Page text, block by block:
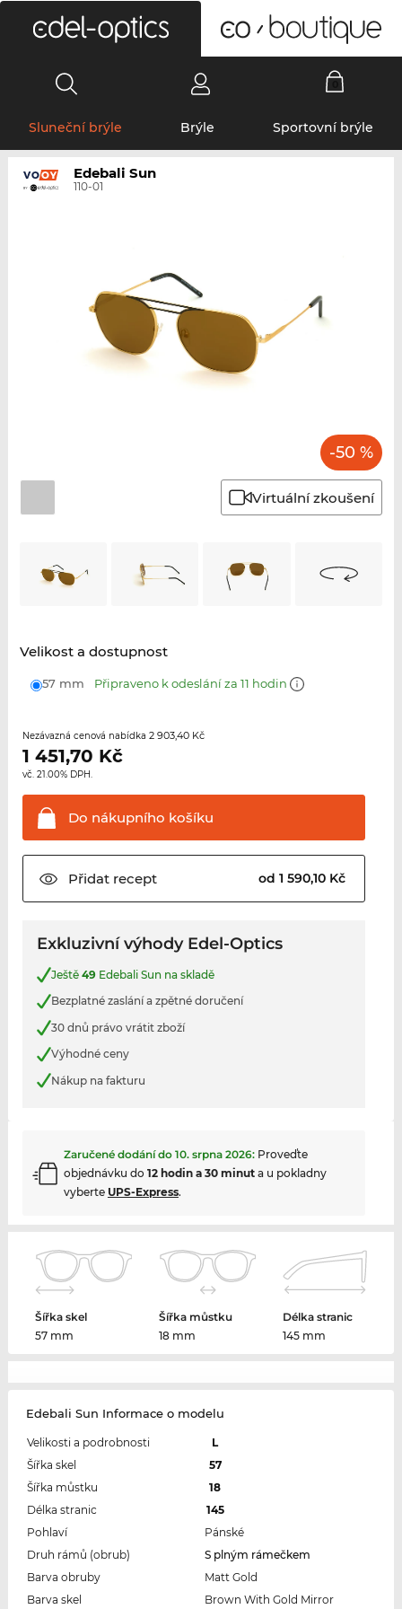
Sluneční brýle Brýle Sportovní brýle
Edebali Sun
110-01
-50 %
Virtuální zkoušení
Velikost a dostupnost
57 mm Připraveno k odeslání za 11 hodin
Nezávazná cenová nabídka 2 903,40 Kč
1 451,70 Kč
vč. 21.00% DPH.
Do nákupního košíku
Přidatrecept od 1 590,10 Kč
Exkluzivní výhody Edel-Optics
Ještě 49Edebali Sun na skladě
Bezplatné zaslání a zpětné doručení
30 dnů právo vrátit zboží
Výhodné ceny
Nákup na fakturu
Zaručené dodání do 10. srpna 2026: Proveďte
objednávku do 12 hodin a 30 minuta u pokladny
vyberte UPS-Express.
Šířka skel
57 mm
Šířka můstku
18 mm
Délka stranic
145 mm
Edebali Sun Informace o modelu
Velikosti a podrobnosti
L
Šířka skel
57
Šířka můstku
18
Délka stranic
145
Pohlaví
Pánské
Druh rámů (obrub)
S plným rámečkem
Barva obruby
Matt Gold
Barva skel
Brown With Gold Mirror